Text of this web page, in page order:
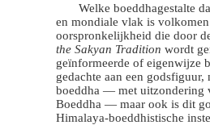
Welke boeddhagestalte
en mondiale vlak is
oorspronkelijkheid die door
the Sakyan Tradition wordt
geïnformeerde of eigenwijze
gedachte aan een
boeddha — met uitzondering
Boeddha — maar ook is dit
Himalaya-boeddhistische